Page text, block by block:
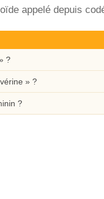
appelé depuis
?
» ?
?